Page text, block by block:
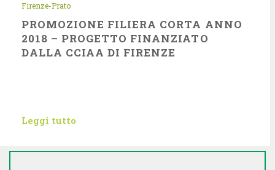
Firenze-Prato
PROMOZIONE FILIERA CORTA ANNO
2018 – PROGETTO FINANZIATO
DALLA CCIAA DI FIRENZE
Leggi tutto